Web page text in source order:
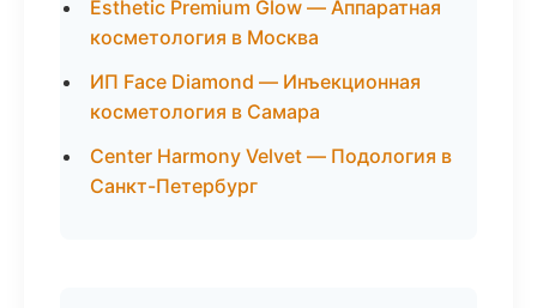
Esthetic Premium Glow — Аппаратная
косметология в Москва
ИП Face Diamond — Инъекционная
косметология в Самара
Center Harmony Velvet — Подология в
Санкт-Петербург